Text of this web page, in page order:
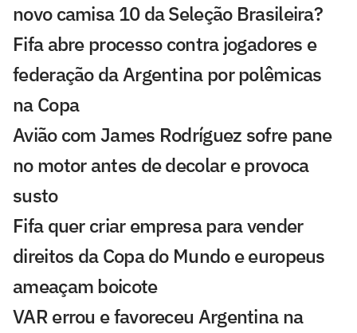
novo camisa 10 da Seleção Brasileira?
Fifa abre processo contra jogadores e
federação da Argentina por polêmicas
na Copa
Avião com James Rodríguez sofre pane
no motor antes de decolar e provoca
susto
Fifa quer criar empresa para vender
direitos da Copa do Mundo e europeus
ameaçam boicote
VAR errou e favoreceu Argentina na